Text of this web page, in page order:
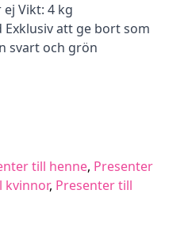
Vikt: 4 kg
att ge bort som
svart och grön
till henne, Presenter
kvinnor, Presenter till